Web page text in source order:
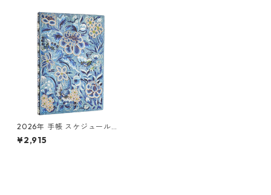
2026年 手帳 スケジュール帳
paperblanks ペーパーブラン
クス MIDI Flexis ソフトカバ
¥2,915